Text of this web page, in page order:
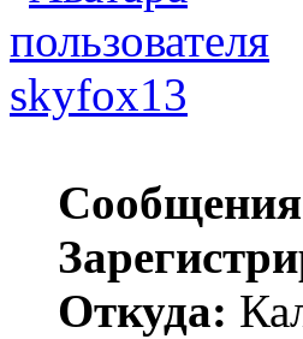
skyfox13
Откуда: